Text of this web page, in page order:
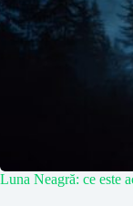
Luna Neagră: ce este